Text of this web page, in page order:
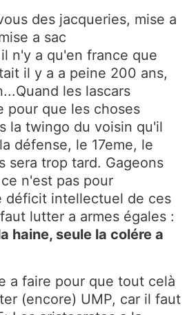
des jacqueries, mise a
a sac
n'y a qu'en france que
il y a a peine 200 ans,
les lascars
pour que les choses
la twingo du voisin qu'il
défense, le 17eme, le
sera trop tard. Gageons
n'est pas pour
déficit intellectuel de ces
lutter a armes égales :
haine, seule la colére a
a faire pour que tout celà
(encore) UMP, car il faut